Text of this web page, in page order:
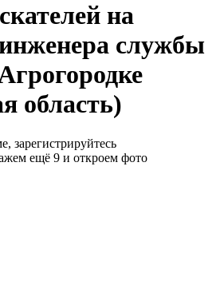
на
службы
область)
зарегистрируйтесь
ещё 9 и откроем фото